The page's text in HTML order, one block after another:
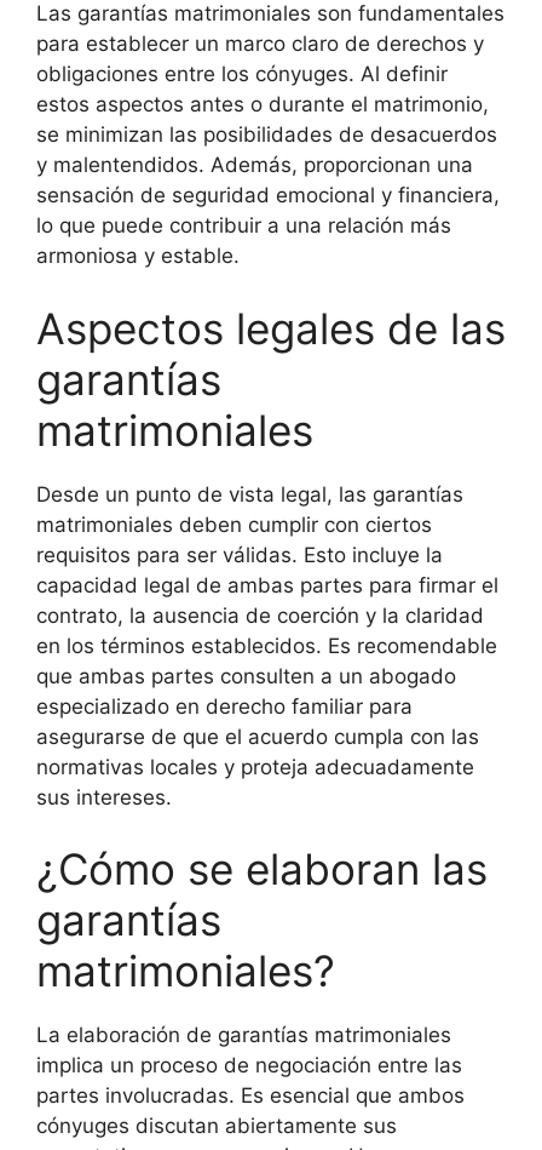
Las garantías matrimoniales son fundamentales
para establecer un marco claro de derechos y
obligaciones entre los cónyuges. Al definir
estos aspectos antes o durante el matrimonio,
se minimizan las posibilidades de desacuerdos
y malentendidos. Además, proporcionan una
sensación de seguridad emocional y financiera,
lo que puede contribuir a una relación más
armoniosa y estable.
Aspectos legales de las
garantías
matrimoniales
Desde un punto de vista legal, las garantías
matrimoniales deben cumplir con ciertos
requisitos para ser válidas. Esto incluye la
capacidad legal de ambas partes para firmar el
contrato, la ausencia de coerción y la claridad
en los términos establecidos. Es recomendable
que ambas partes consulten a un abogado
especializado en derecho familiar para
asegurarse de que el acuerdo cumpla con las
normativas locales y proteja adecuadamente
sus intereses.
¿Cómo se elaboran las
garantías
matrimoniales?
La elaboración de garantías matrimoniales
implica un proceso de negociación entre las
partes involucradas. Es esencial que ambos
cónyuges discutan abiertamente sus